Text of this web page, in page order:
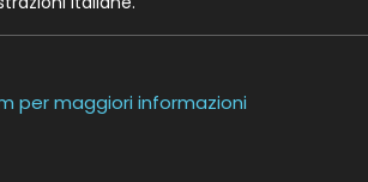
per maggiori informazioni